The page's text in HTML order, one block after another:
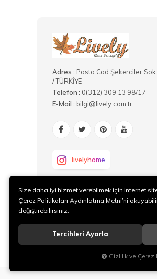
Adres : Posta Cad.Şekerciler
/ TÜRKİYE
Telefon : 0(312) 309 13 98/17
E-Mail : bilgi@lively.com.tr
livelyhome
Size daha iyi hizmet verebilmek için internet
Çerez Politikaları Aydınlatma Metni’ni
değiştirebilirsiniz.
Tercihleri Ayarla
Gizlilik ve Çerez